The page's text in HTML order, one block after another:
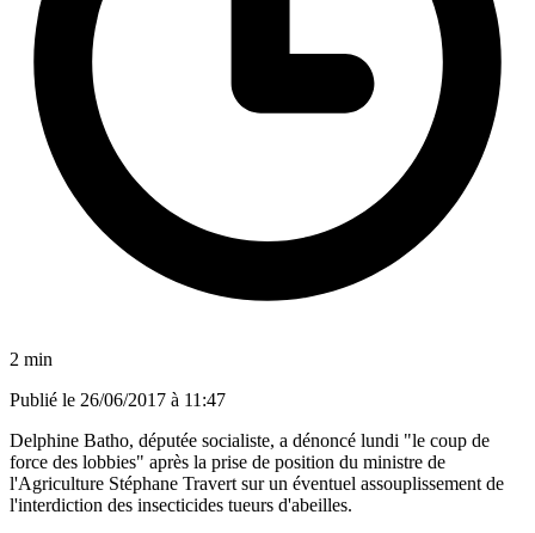
2 min
Publié le 26/06/2017 à 11:47
Delphine Batho, députée socialiste, a dénoncé lundi "le coup de
force des lobbies" après la prise de position du ministre de
l'Agriculture Stéphane Travert sur un éventuel assouplissement de
l'interdiction des insecticides tueurs d'abeilles.